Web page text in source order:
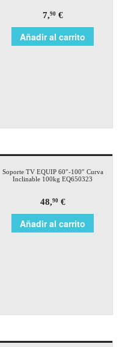
7,90€
Añadir al carrito
Soporte TV EQUIP 60″-100″ Curva
Inclinable 100kg EQ650323
48,90€
Añadir al carrito